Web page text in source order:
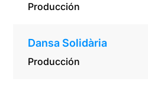
Producción
Dansa Solidària
Producción